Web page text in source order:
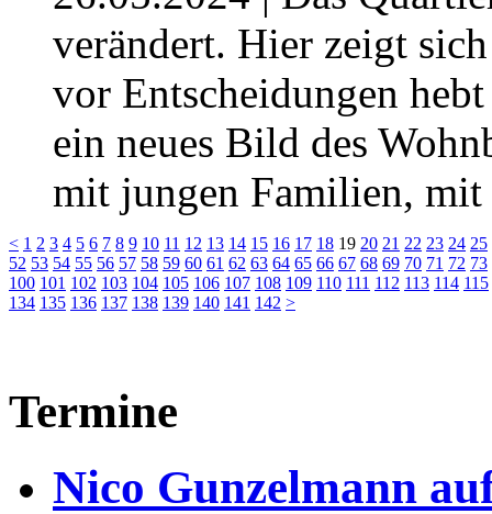
verändert. Hier zeigt
vor Entscheidungen
ein neues Bild des
mit jungen Familien,
< 1 2 3 4 5 6 7 8 9 10 11 12 13 14 15 16 17 18 19 20 21 22 23 24 25
52 53 54 55 56 57 58 59 60 61 62 63 64 65 66 67 68 69 70 71 72 73
100 101 102 103 104 105 106 107 108 109 110 111 112 113 114 115
134 135 136 137 138 139 140 141 142 >
Termine
Nico Gunzelmann